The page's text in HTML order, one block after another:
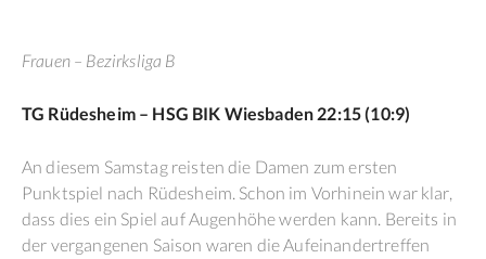
Frauen – Bezirksliga B
TG Rüdesheim – HSG BIK Wiesbaden 22:15 (10:9)
An diesem Samstag reisten die Damen zum ersten
Punktspiel nach Rüdesheim. Schon im Vorhinein war klar,
dass dies ein Spiel auf Augenhöhe werden kann. Bereits in
der vergangenen Saison waren die Aufeinandertreffen